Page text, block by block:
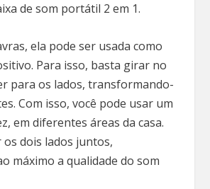
de som portátil 2 em 1.
ela pode ser usada como
Para isso, basta girar no
para os lados, transformando-
Com isso, você pode usar um
em diferentes áreas da casa.
dois lados juntos,
máximo a qualidade do som